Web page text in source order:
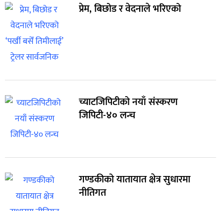
प्रेम, बिछोड र वेदनाले भरिएको
च्याटजिपिटीको नयाँ संस्करण
जिपिटी-४० लन्च
गण्डकीको यातायात क्षेत्र सुधारमा
नीतिगत